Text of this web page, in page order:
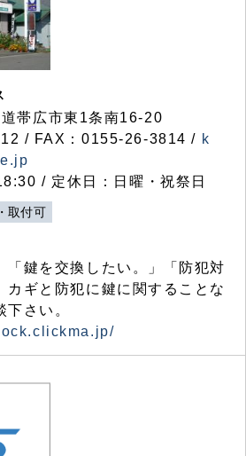
帯広市東1条南16-20
/ FAX：0155-26-3814 / k
/ 定休日：日曜・祝祭日
取付可
「鍵を交換したい。」「防犯対
カギと防犯に鍵に関することな
さい。